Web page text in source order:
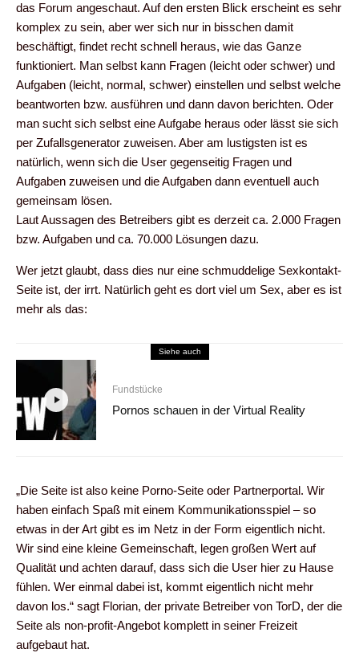
das Forum angeschaut. Auf den ersten Blick erscheint es sehr
komplex zu sein, aber wer sich nur in bisschen damit
beschäftigt, findet recht schnell heraus, wie das Ganze
funktioniert. Man selbst kann Fragen (leicht oder schwer) und
Aufgaben (leicht, normal, schwer) einstellen und selbst welche
beantworten bzw. ausführen und dann davon berichten. Oder
man sucht sich selbst eine Aufgabe heraus oder lässt sie sich
per Zufallsgenerator zuweisen. Aber am lustigsten ist es
natürlich, wenn sich die User gegenseitig Fragen und
Aufgaben zuweisen und die Aufgaben dann eventuell auch
gemeinsam lösen.
Laut Aussagen des Betreibers gibt es derzeit ca. 2.000 Fragen
bzw. Aufgaben und ca. 70.000 Lösungen dazu.
Wer jetzt glaubt, dass dies nur eine schmuddelige Sexkontakt-
Seite ist, der irrt. Natürlich geht es dort viel um Sex, aber es ist
mehr als das:
Siehe auch
Fundstücke
Pornos schauen in der Virtual Reality
„Die Seite ist also keine Porno-Seite oder Partnerportal. Wir
haben einfach Spaß mit einem Kommunikationsspiel – so
etwas in der Art gibt es im Netz in der Form eigentlich nicht.
Wir sind eine kleine Gemeinschaft, legen großen Wert auf
Qualität und achten darauf, dass sich die User hier zu Hause
fühlen. Wer einmal dabei ist, kommt eigentlich nicht mehr
davon los.“ sagt Florian, der private Betreiber von TorD, der die
Seite als non-profit-Angebot komplett in seiner Freizeit
aufgebaut hat.